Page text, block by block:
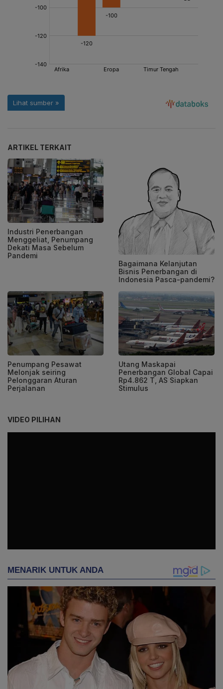
ARTIKEL TERKAIT
Industri Penerbangan
Menggeliat, Penumpang
Dekati Masa Sebelum
Pandemi
Bagaimana Kelanjutan
Bisnis Penerbangan di
Indonesia Pasca-pandemi?
Penumpang Pesawat
Melonjak seiring
Pelonggaran Aturan
Perjalanan
Utang Maskapai
Penerbangan Global Capai
Rp4.862 T, AS Siapkan
Stimulus
VIDEO PILIHAN